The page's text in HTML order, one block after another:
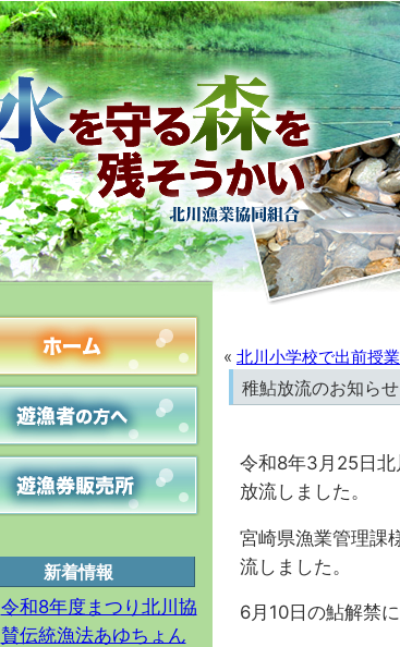
« 北川小学校で出前授業
稚鮎放流のお知らせ
令和8年3月25日
放流しました。
宮崎県漁業管理課
流しました。
6月10日の鮎解禁
新着情報
令和8年度まつり北川協
賛伝統漁法あゆちょん